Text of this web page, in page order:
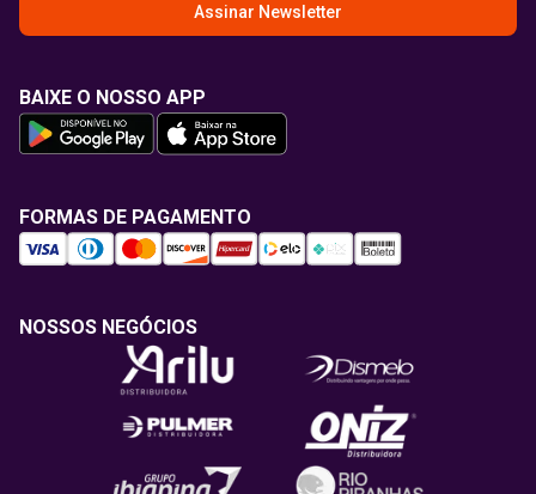
Assinar Newsletter
BAIXE O NOSSO APP
FORMAS DE PAGAMENTO
NOSSOS NEGÓCIOS